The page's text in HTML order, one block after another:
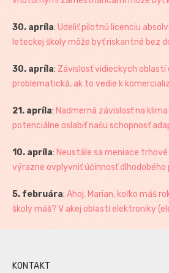
30. apríla: Udeliť pilotnú licenciu
leteckej školy môže byť riskantné bez
30. apríla: Závislosť vidieckych
problematická, ak to vedie k
21. apríla: Nadmerná závislosť na
potenciálne oslabiť našu schopnosť
10. apríla: Neustále sa meniace
výrazne ovplyvniť účinnosť dlhodobého
5. februára: Ahoj, Marian, koľko máš
školy máš? V akej oblasti elektroniky
KONTAKT